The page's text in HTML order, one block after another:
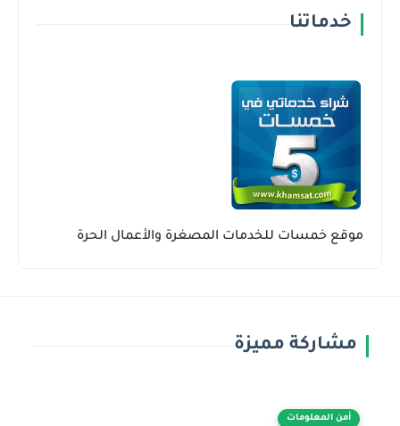
خدماتنا
موقع خمسات للخدمات المصغرة والأعمال الحرة
مشاركة مميزة
أمن المعلومات